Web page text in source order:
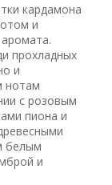
кардамона
и
прохладных
и
нотам
с розовым
пиона и
белым
и